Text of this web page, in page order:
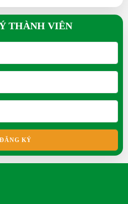
nhỏ nhất thế giới?
nhiêu trứng/năm?
không?
thường?
lời không?
THÀNH VIÊN
ĐĂNG KÝ